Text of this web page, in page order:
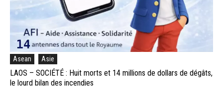
Asean Asie
LAOS – SOCIÉTÉ : Huit morts et 14 millions de dollars de dégâts,
le lourd bilan des incendies